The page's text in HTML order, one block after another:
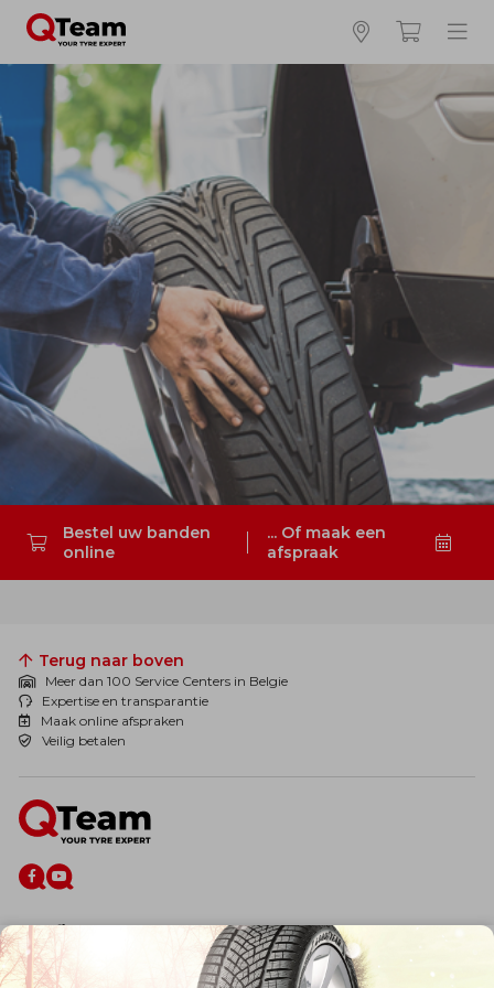
Bestel uw banden
online
... Of maak een
afspraak
Kies en bestel uw banden online
Waar vind ik mijn bandenmaat?
Zomerbanden
4 seizoenen
Winterbanden
Breedte *
Hoogte *
Inch *
Terug naar boven
Meer dan 100 Service Centers in Belgie
Expertise en transparantie
Maak online afspraken
Veilig betalen
De firma
Wie zijn wij?
Blog